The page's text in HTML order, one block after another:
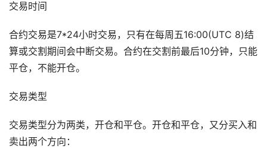
交易时间
合约交易是7*24小时交易，只有在每周五16:00(UTC 8)结
算或交割期间会中断交易。合约在交割前最后10分钟，只能
平仓，不能开仓。
交易类型
交易类型分为两类，开仓和平仓。开仓和平仓，又分买入和
卖出两个方向：